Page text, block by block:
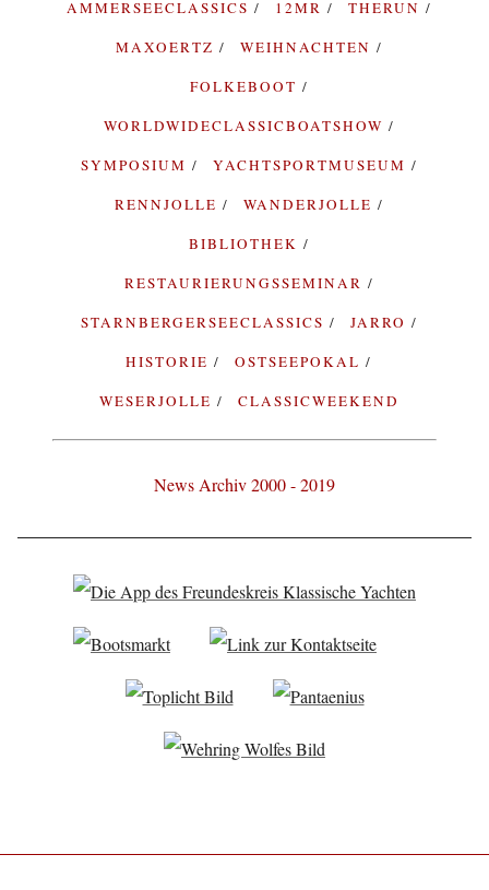
AMMERSEECLASSICS
12MR
THERUN
MAXOERTZ
WEIHNACHTEN
FOLKEBOOT
WORLDWIDECLASSICBOATSHOW
SYMPOSIUM
YACHTSPORTMUSEUM
RENNJOLLE
WANDERJOLLE
BIBLIOTHEK
RESTAURIERUNGSSEMINAR
STARNBERGERSEECLASSICS
JARRO
HISTORIE
OSTSEEPOKAL
WESERJOLLE
CLASSICWEEKEND
News Archiv 2000 - 2019